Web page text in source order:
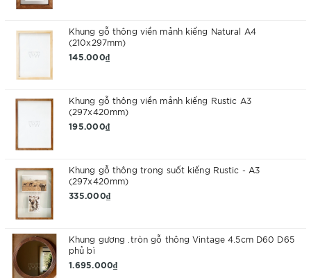
Khung gỗ thông viền mảnh kiếng Natural A4
(210x297mm)
145.000₫
Khung gỗ thông viền mảnh kiếng Rustic A3
(297x420mm)
195.000₫
Khung gỗ thông trong suốt kiếng Rustic - A3
(297x420mm)
335.000₫
Khung gương .tròn gỗ thông Vintage 4.5cm D60 D65
phủ bì
1.695.000₫